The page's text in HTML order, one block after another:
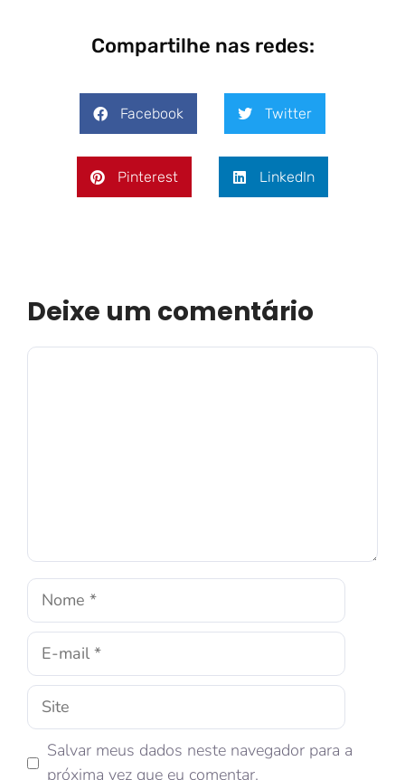
Compartilhe nas redes:
Facebook Twitter
Pinterest LinkedIn
Deixe um comentário
Salvar meus dados neste navegador para a
próxima vez que eu comentar.